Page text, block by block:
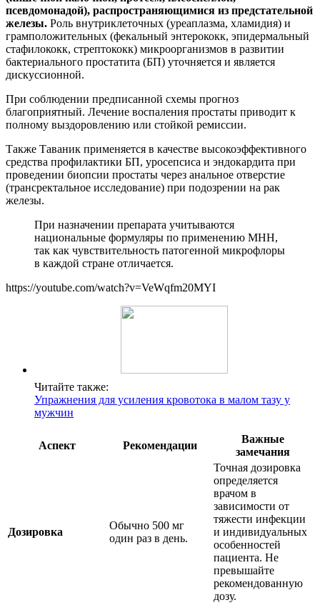
псевдомонадой), распространяющимися из предстательной
железы. Роль внутриклеточных (уреаплазма, хламидия) и
грамположительных (фекальный энтерококк, эпидермальный
стафилококк, стрептококк) микроорганизмов в развитии
бактериального простатита (БП) уточняется и является
дискуссионной.
При соблюдении предписанной схемы прогноз
благоприятный. Лечение воспаления простаты приводит к
полному выздоровлению или стойкой ремиссии.
Также Таваник применяется в качестве высокоэффективного
средства профилактики БП, уросепсиса и эндокардита при
проведении биопсии простаты через анальное отверстие
(трансректальное исследование) при подозрении на рак
железы.
При назначении препарата учитываются
национальные формуляры по применению МНН,
так как чувствительность патогенной микрофлоры
в каждой стране отличается.
https://youtube.com/watch?v=VeWqfm20MYI
Читайте также:
Упражнения для усиления кровотока в малом тазу у
мужчин
Аспект Рекомендации
Важные
замечания
Дозировка
Обычно 500 мг
один раз в день.
Точная дозировка
определяется
врачом в
зависимости от
тяжести инфекции
и индивидуальных
особенностей
пациента. Не
превышайте
рекомендованную
дозу.